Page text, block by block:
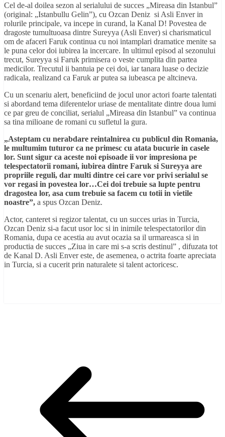
Cel de-al doilea sezon al serialului de succes „Mireasa din Istanbul”
(original: „Istanbullu Gelin”), cu Ozcan Deniz si Asli Enver in
rolurile principale, va incepe in curand, la Kanal D! Povestea de
dragoste tumultuoasa dintre Sureyya (Asli Enver) si charismaticul
om de afaceri Faruk continua cu noi intamplari dramatice menite sa
le puna celor doi iubirea la incercare. In ultimul episod al sezonului
trecut, Sureyya si Faruk primisera o veste cumplita din partea
medicilor. Trecutul ii bantuia pe cei doi, iar tanara luase o decizie
radicala, realizand ca Faruk ar putea sa iubeasca pe altcineva.
Cu un scenariu alert, beneficiind de jocul unor actori foarte talentati
si abordand tema diferentelor uriase de mentalitate dintre doua lumi
ce par greu de conciliat, serialul „Mireasa din Istanbul” va continua
sa tina milioane de romani cu sufletul la gura.
„Asteptam cu nerabdare reintalnirea cu publicul din Romania,
le multumim tuturor ca ne primesc cu atata bucurie in casele
lor. Sunt sigur ca aceste noi episoade ii vor impresiona pe
telespectatorii romani, iubirea dintre Faruk si Sureyya are
propriile reguli, dar multi dintre cei care vor privi serialul se
vor regasi in povestea lor…Cei doi trebuie sa lupte pentru
dragostea lor, asa cum trebuie sa facem cu totii in vietile
noastre”, a spus Ozcan Deniz.
Actor, canteret si regizor talentat, cu un succes urias in Turcia,
Ozcan Deniz si-a facut usor loc si in inimile telespectatorilor din
Romania, dupa ce acestia au avut ocazia sa il urmareasca si in
productia de succes „Ziua in care mi s-a scris destinul” , difuzata tot
de Kanal D. Asli Enver este, de asemenea, o actrita foarte apreciata
in Turcia, si a cucerit prin naturalete si talent actoricesc.